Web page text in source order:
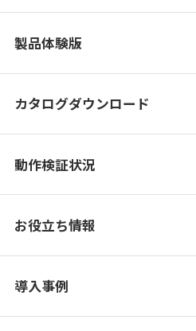
製品体験版
カタログダウンロード
動作検証状況
お役立ち情報
導入事例